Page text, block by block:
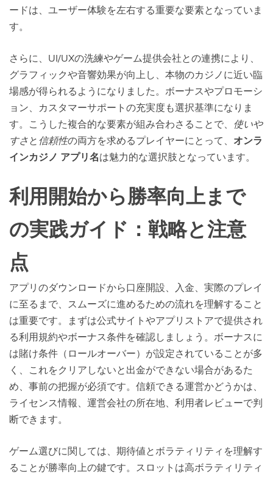
ードは、ユーザー体験を左右する重要な要素となっていま
す。
さらに、UI/UXの洗練やゲーム提供会社との連携により、
グラフィックや音響効果が向上し、本物のカジノに近い臨
場感が得られるようになりました。ボーナスやプロモーシ
ョン、カスタマーサポートの充実度も選択基準になりま
す。こうした複合的な要素が組み合わさることで、 使いや
すさと 信頼性の両方を求めるプレイヤーにとって、 オンラ
インカジノ アプリ名は魅力的な選択肢となっています。
利用開始から勝率向上まで
の実践ガイド：戦略と注意
点
アプリのダウンロードから口座開設、入金、実際のプレイ
に至るまで、スムーズに進めるための流れを理解すること
は重要です。まずは公式サイトやアプリストアで提供され
る利用規約やボーナス条件を確認しましょう。ボーナスに
は賭け条件（ロールオーバー）が設定されていることが多
く、これをクリアしないと出金ができない場合があるた
め、事前の把握が必須です。信頼できる運営かどうかは、
ライセンス情報、運営会社の所在地、利用者レビューで判
断できます。
ゲーム選びに関しては、期待値とボラティリティを理解す
ることが勝率向上の鍵です。スロットは高ボラティリティ